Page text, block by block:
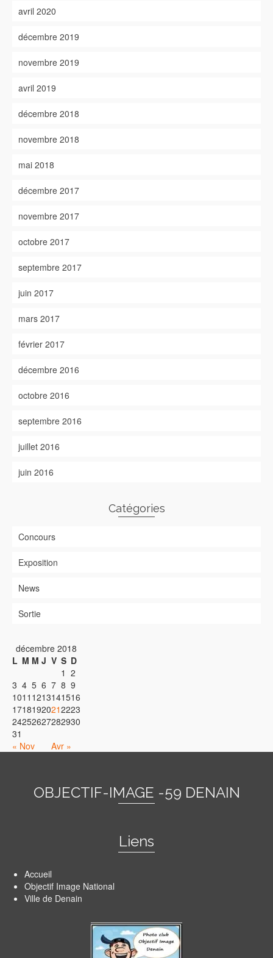
avril 2020
décembre 2019
novembre 2019
avril 2019
décembre 2018
novembre 2018
mai 2018
décembre 2017
novembre 2017
octobre 2017
septembre 2017
juin 2017
mars 2017
février 2017
décembre 2016
octobre 2016
septembre 2016
juillet 2016
juin 2016
Catégories
Concours
Exposition
News
Sortie
décembre 2018
L M M J V S D
« Nov Avr »
1 2
3 4 5 6 7 8 9
1011 1213141516
17181920212223
24252627282930
31
OBJECTIF-IMAGE -59 DENAIN
Liens
Accueil
Objectif Image National
Ville de Denain